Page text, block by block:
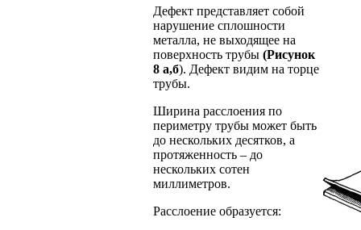
Дефект представляет собой
нарушение сплошности
металла, не выходящее на
поверхность трубы (Рисунок
8 а,б). Дефект видим на торце
трубы.
Ширина расслоения по
периметру трубы может быть
до нескольких десятков, а
протяженность – до
нескольких сотен
миллиметров.
Расслоение образуется: